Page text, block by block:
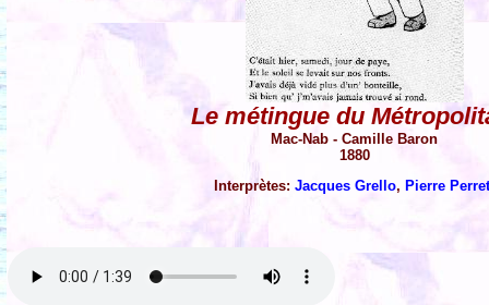
Le métingue du
Mac-Nab - Camille Baron
1880
Interprètes:Jacques Grello, Pierre